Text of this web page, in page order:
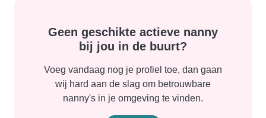
Geen geschikte actieve nanny
bij jou in de buurt?
Voeg vandaag nog je profiel toe, dan gaan
wij hard aan de slag om betrouwbare
nanny's in je omgeving te vinden.